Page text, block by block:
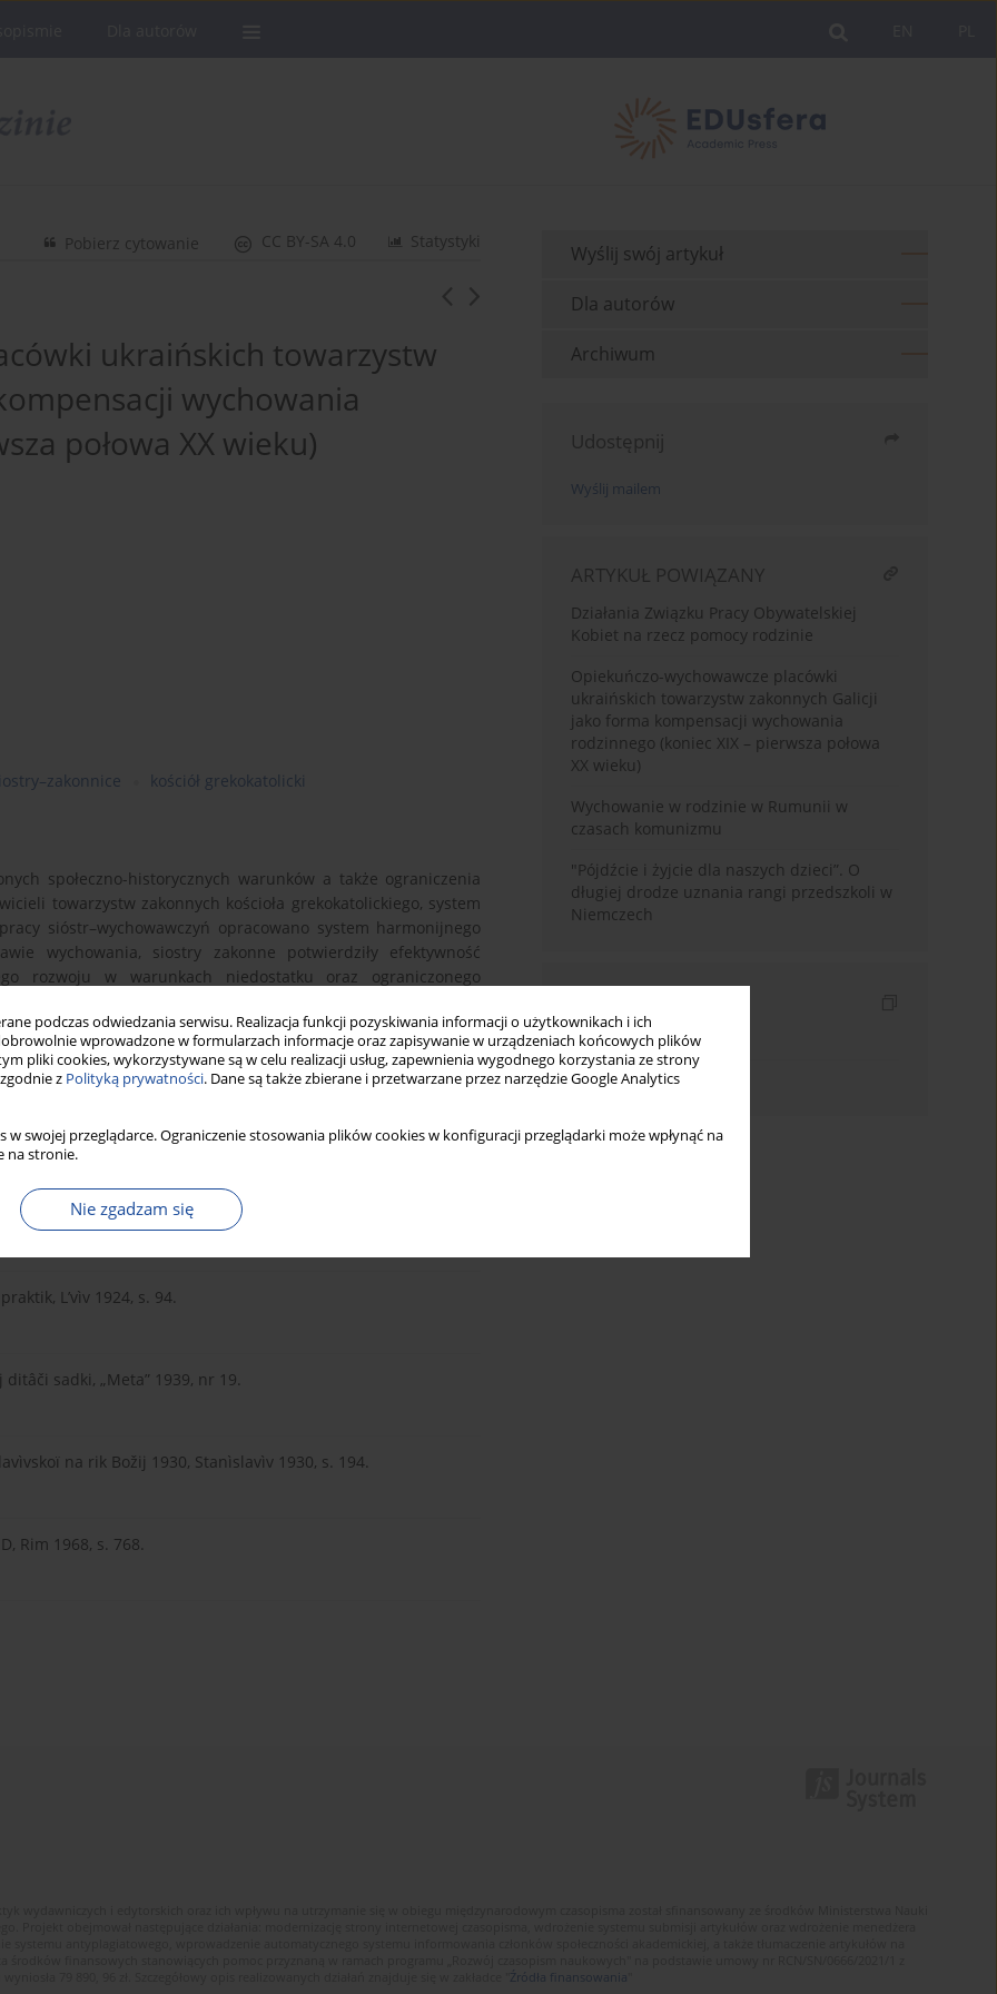
podczas odwiedzania serwisu. Realizacja funkcji pozyskiwania informacji o użytkownikach i ich
wprowadzone w formularzach informacje oraz zapisywanie w urządzeniach końcowych plików
pliki cookies, wykorzystywane są w celu realizacji usług, zapewnienia wygodnego korzystania ze strony
z Polityką prywatności. Dane są także zbierane i przetwarzane przez narzędzie Google Analytics
w swojej przeglądarce. Ograniczenie stosowania plików cookies w konfiguracji przeglądarki może wpłynąć na
na stronie.
Nie zgadzam się
Statystyki
CC BY-SA 4.0
Pobierz cytowanie
ukraińskich towarzystw
wychowania
połowa XX wieku)
kościół grekokatolicki
społeczno-historycznych warunków a także ograniczenia
towarzystw zakonnych kościoła grekokatolickiego, system
sióstr–wychowawczyń opracowano system harmonijnego
wychowania, siostry zakonne potwierdziły efektywność
rozwoju w warunkach niedostatku oraz ograniczonego
op. 5, spr. 76, а. 10–127.
op. 5, spr. 146, а. 140.
L’vìv 1924, s. 94.
sadki, „Meta” 1939, nr 19.
na rik Božij 1930, Stanìslavìv 1930, s. 194.
Rim 1968, s. 768.
Wyślij swój artykuł
Dla autorów
Archiwum
Udostępnij
Wyślij mailem
ARTYKUŁ POWIĄZANY
Działania Związku Pracy Obywatelskiej
Kobiet na rzecz pomocy rodzinie
Opiekuńczo-wychowawcze placówki
ukraińskich towarzystw zakonnych Galicji
jako forma kompensacji wychowania
rodzinnego (koniec XIX – pierwsza połowa
XX wieku)
Wychowanie w rodzinie w Rumunii w
czasach komunizmu
"Pójdźcie i żyjcie dla naszych dzieci”. O
długiej drodze uznania rangi przedszkoli w
Niemczech
Indeks słów kluczowych
Indeks autorów
Źródła finansowania